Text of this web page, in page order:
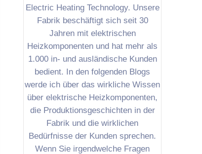
Electric Heating Technology. Unsere
Fabrik beschäftigt sich seit 30
Jahren mit elektrischen
Heizkomponenten und hat mehr als
1.000 in- und ausländische Kunden
bedient. In den folgenden Blogs
werde ich über das wirkliche Wissen
über elektrische Heizkomponenten,
die Produktionsgeschichten in der
Fabrik und die wirklichen
Bedürfnisse der Kunden sprechen.
Wenn Sie irgendwelche Fragen